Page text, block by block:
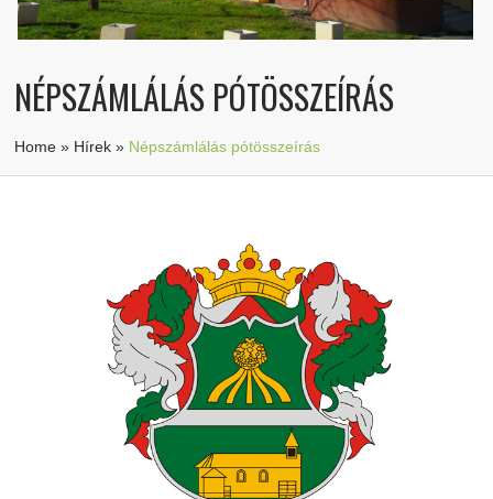
NÉPSZÁMLÁLÁS PÓTÖSSZEÍRÁS
Home » Hírek » Népszámlálás pótösszeírás